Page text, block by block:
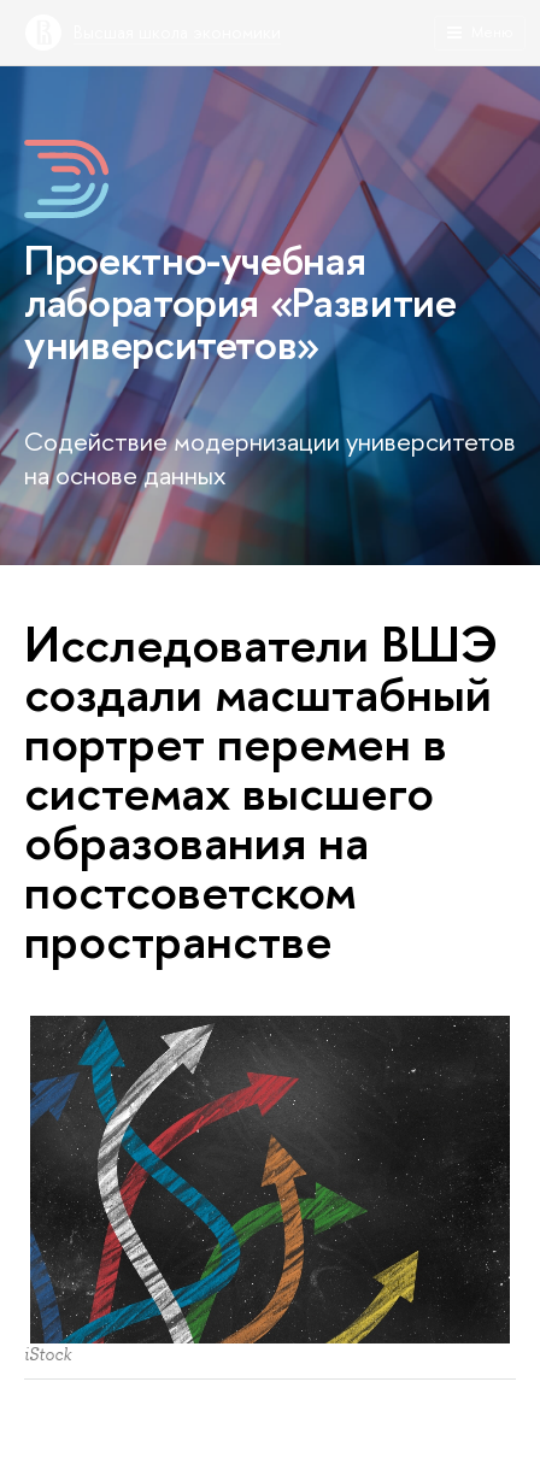
Проектно-учебная
лаборатория «Развитие
университетов»
Содействие модернизации университетов
на основе данных
Исследователи ВШЭ
создали масштабный
портрет перемен в
системах высшего
образования на
постсоветском
пространстве
iStock